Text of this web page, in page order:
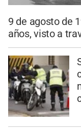
9 de agosto de
años, visto a